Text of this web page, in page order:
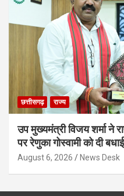
छत्तीसगढ़ राज्य
उप मुख्यमंत्री विजय शर्मा ने
पर रेणुका गोस्वामी को दी बधाई
August 6, 2026 News Desk